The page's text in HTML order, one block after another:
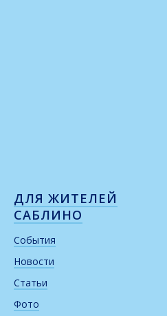
ДЛЯ ЖИТЕЛЕЙ
САБЛИНО
События
Новости
Статьи
Фото